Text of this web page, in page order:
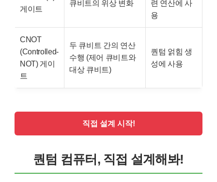
게이트
큐비트의 위상 변화
련 연산에 사
용
CNOT
(Controlled-
NOT) 게이
트
두 큐비트 간의 연산
수행 (제어 큐비트와
대상 큐비트)
퀀텀 얽힘 생
성에 사용
직접 설계 시작!
퀀텀 컴퓨터, 직접 설계해봐!